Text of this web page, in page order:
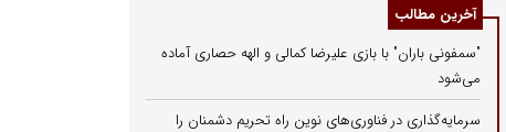
آخرین مطالب
"سمفونی باران" با بازی علیرضا کمالی و الهه حصاری آماده
می‌شود
سرمایه‌گذاری در فناوری‌های نوین راه تحریم دشمنان را